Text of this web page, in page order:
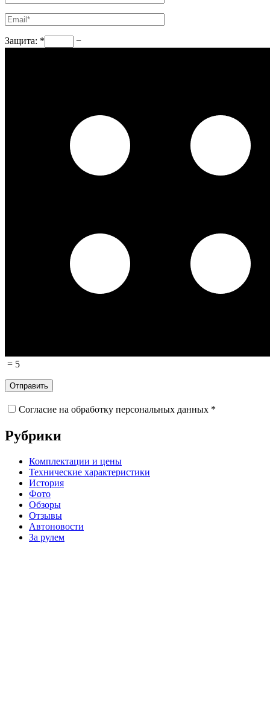
Защита: * −
= 5
Согласие на обработку персональных данных *
Рубрики
Комплектации и цены
Технические характеристики
История
Фото
Обзоры
Отзывы
Автоновости
За рулем